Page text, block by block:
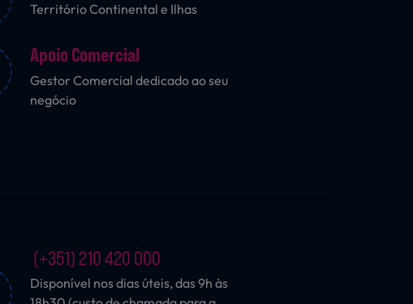
Território Continental e Ilhas
Apoio Comercial
Gestor Comercial dedicado ao seu
negócio
(+351) 210 420 000
Disponível nos dias úteis, das 9h às